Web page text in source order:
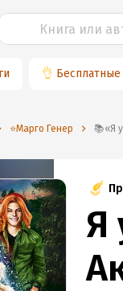
👌 Бесплатные
⭐️Марго Генер
Я